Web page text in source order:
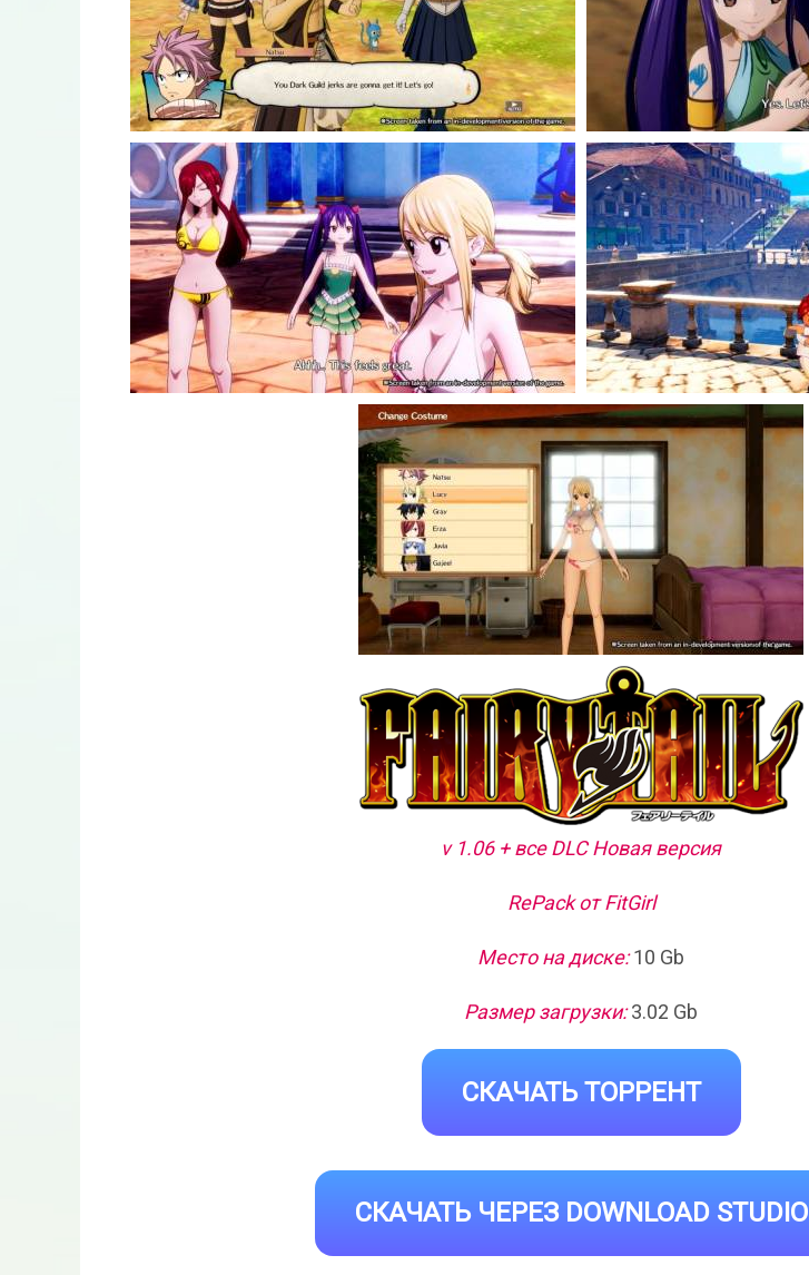
v 1.06 + все DLC Новая версия
RePack от FitGirl
Место на диске:10 Gb
Размер загрузки:3.02 Gb
СКАЧАТЬ ТОРРЕНТ
СКАЧАТЬ ЧЕРЕЗ DOWNLOAD STUDIO